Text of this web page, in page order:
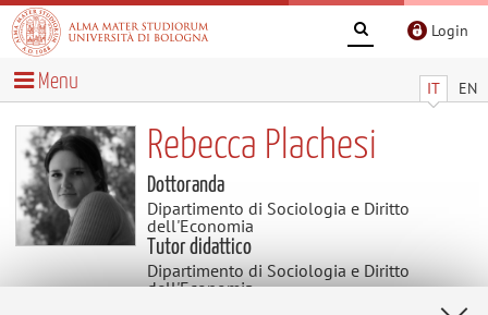
Login
IT EN
Menu
Rebecca Plachesi
Dottoranda
Dipartimento di Sociologia e Diritto
dell'Economia
Tutor didattico
Dipartimento di Sociologia e Diritto
dell'Economia